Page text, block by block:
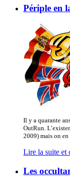
Périple en
Il y a quarante
OutRun.
2009) mais on
Lire la suite et
Les